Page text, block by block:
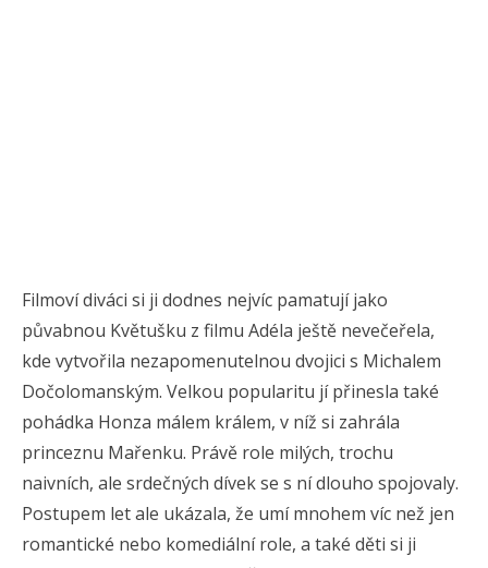
Filmoví diváci si ji dodnes nejvíc pamatují jako
půvabnou Květušku z filmu Adéla ještě nevečeřela,
kde vytvořila nezapomenutelnou dvojici s Michalem
Dočolomanským. Velkou popularitu jí přinesla také
pohádka Honza málem králem, v níž si zahrála
princeznu Mařenku. Právě role milých, trochu
naivních, ale srdečných dívek se s ní dlouho spojovaly.
Postupem let ale ukázala, že umí mnohem víc než jen
romantické nebo komediální role, a také děti si ji